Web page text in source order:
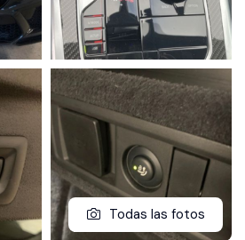
Todas las fotos